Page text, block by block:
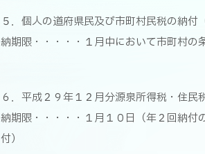
５．個人の道府県民及び市町村民税の納付
納期限・・・・・１月中において市町村の
６．平成２９年１２月分源泉所得税・住民
納期限・・・・・１月１０日（年２回納
付）